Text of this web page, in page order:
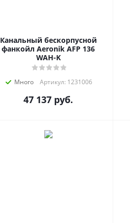
Канальный бескорпусной
фанкойл Aeronik AFP 136
WAH-K
Много Артикул: 1231006
47 137 руб.